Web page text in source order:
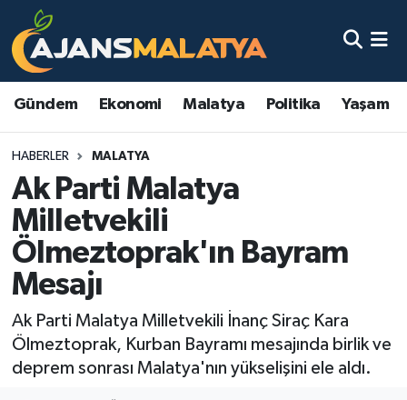
Gündem Ekonomi Malatya Politika Yaşam
HABERLER MALATYA
Ak Parti Malatya
Milletvekili
Ölmeztoprak'ın Bayram
Mesajı
Ak Parti Malatya Milletvekili İnanç Siraç Kara
Ölmeztoprak, Kurban Bayramı mesajında birlik ve
deprem sonrası Malatya'nın yükselişini ele aldı.
Asayiş
Eğitim
Ekonomi
Gündem
Kadın
Kültür & Sanat
Malatya Nöbetçi Eczaneler
Malatya Namaz Vakitleri
Malatya Trafik Yoğunluk Haritası
TFF 3.Lig 2.Grup Puan Durumu ve Fikstür
Tüm Manşetler
Son Dakika Haberleri